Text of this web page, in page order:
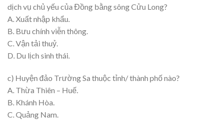
dịch vụ chủ yếu của Đồng bằng sông Cửu Long?
A. Xuất nhập khẩu.
B. Bưu chính viễn thông.
C. Vận tải thuỷ.
D. Du lịch sinh thái.
c) Huyện đảo Trường Sa thuộc tỉnh/ thành phố nào?
A. Thừa Thiên – Huế.
B. Khánh Hòa.
C. Quảng Nam.